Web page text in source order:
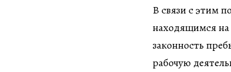
В связи с этим
находящимся
законность
рабочую